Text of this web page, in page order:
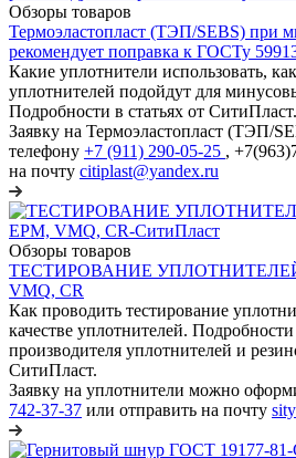
Обзоры товаров
Термоэластопласт (ТЭП/SEBS) при
рекомендует поправка к ГОСТу
Какие уплотнители использовать,
уплотнителей подойдут для
Подробности в статьях от СитиПласт.
Заявку на Термоэластопласт (ТЭП/
телефону +7 (911) 290-05-25 ,
на почту citiplast@yandex.ru
Обзоры товаров
ТЕСТИРОВАНИЕ УПЛОТНИТЕЛЕЙ
VMQ, CR
Как проводить тестирование
качестве уплотнителей. Подробности
производителя уплотнителей и
СитиПласт.
Заявку на уплотнители можно
742-37-37 или отправить на почту